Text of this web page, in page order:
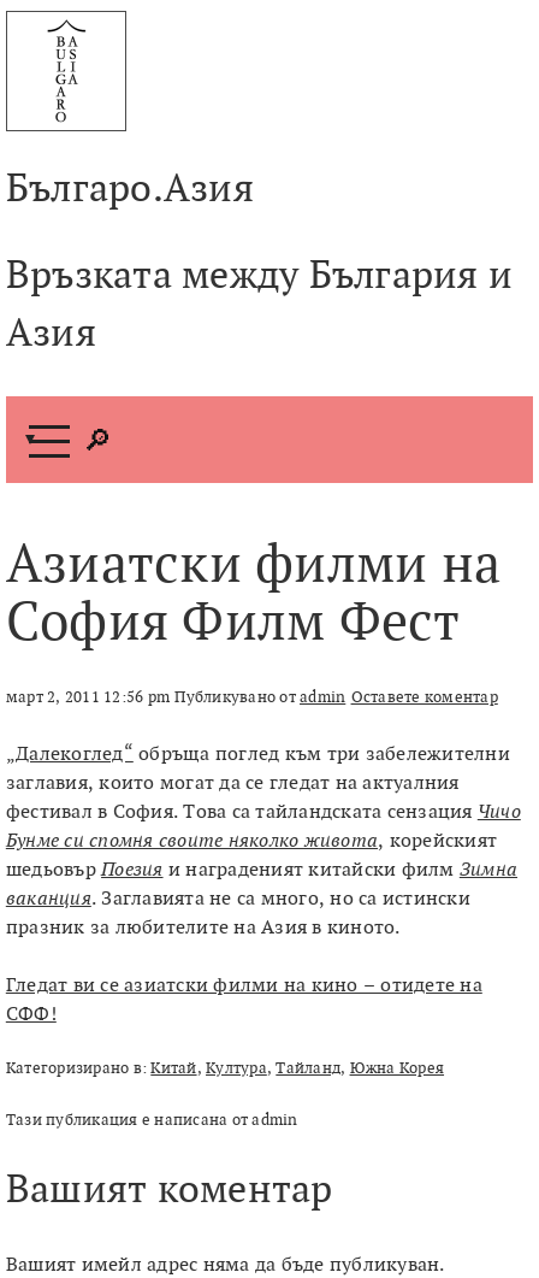
Към
съдържанието
Българо.Азия
Връзката между България и
Азия
М
н
Азиатски филми на
София Филм Фест
март 2, 2011 12:56 pm Публикувано отadmin Оставете коментар
„Далекоглед“ обръща поглед към три забележителни
заглавия, които могат да се гледат на актуалния
фестивал в София. Това са тайландската сензация Чичо
Бунме си спомня своите няколко живота, корейският
шедьовърПоезия и награденият китайски филм Зимна
ваканция. Заглавията не са много, но са истински
празник за любителите на Азия в киното.
Гледат ви се азиатски филми на кино – отидете на
СФФ!
Категоризирано в:Китай,Култура,Тайланд, Южна Корея
Тази публикация е написана от admin
Вашият коментар
Вашият имейл адрес няма да бъде публикуван.